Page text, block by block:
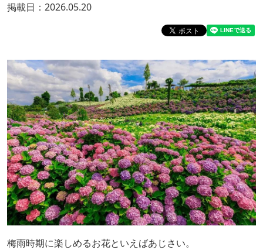
掲載日：2026.05.20
梅雨時期に楽しめるお花といえばあじさい。